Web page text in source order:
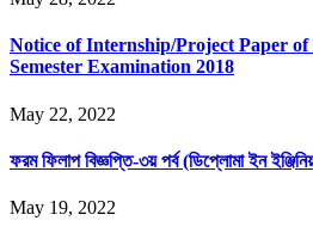
Notice of Internship/Project Paper
Semester Examination 2018
May 22, 2022
ফরম ফিলাপ বিজ্ঞপ্তি-৩য় পর্ব (ডিপ্লোমা ইন
May 19, 2022